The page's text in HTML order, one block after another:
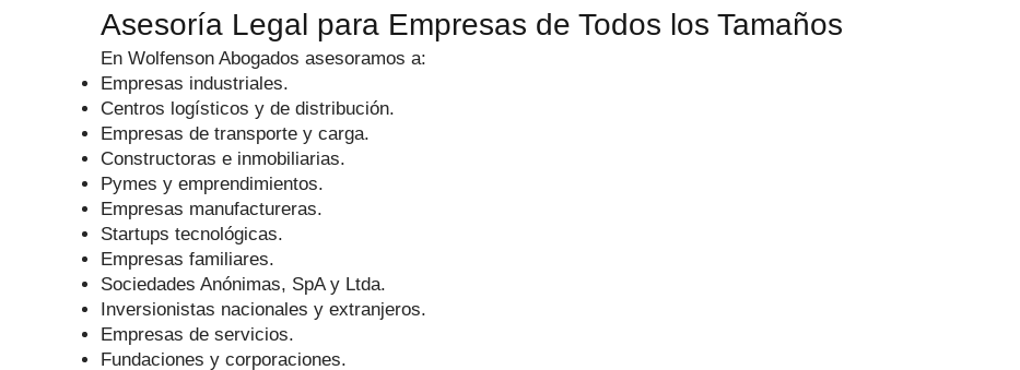
Asesoría Legal para Empresas de Todos los Tamaños
En Wolfenson Abogados asesoramos a:
Empresas industriales.
Centros logísticos y de distribución.
Empresas de transporte y carga.
Constructoras e inmobiliarias.
Pymes y emprendimientos.
Empresas manufactureras.
Startups tecnológicas.
Empresas familiares.
Sociedades Anónimas, SpA y Ltda.
Inversionistas nacionales y extranjeros.
Empresas de servicios.
Fundaciones y corporaciones.